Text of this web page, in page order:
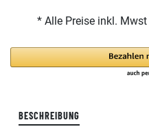
* Alle Preise inkl. Mwst
BESCHREIBUNG